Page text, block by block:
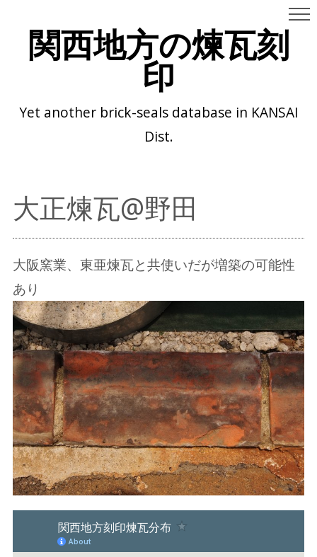
関西地方の煉瓦刻
印
Yet another brick-seals database in KANSAI
Dist.
大正煉瓦@野田
大阪窯業、東亜煉瓦と共使いだが増築の可能性
あり